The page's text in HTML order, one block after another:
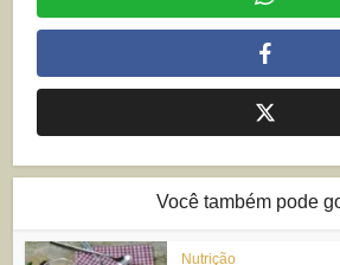
Você também pode
Nutrição